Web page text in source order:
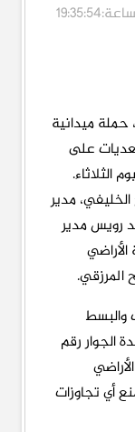
تاريخ النشر: الثلاثاء 04 نوفمبر 2025 - الساعة:19:35:54
ميدانية
على
الثلاثاء.
مدير
رويس مدير
المرزقي.
والبسط
الجوار رقم
أي تجاوزات